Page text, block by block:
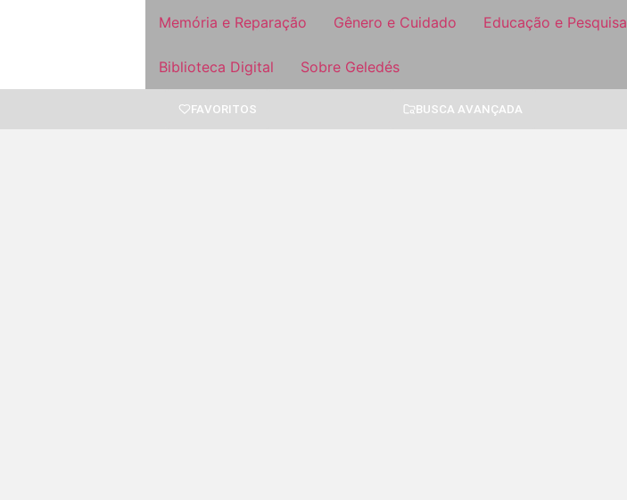
Memória e Reparação Gênero e Cuidado Educação e Pesquisa
Biblioteca Digital Sobre Geledés
FAVORITOS BUSCA AVANÇADA